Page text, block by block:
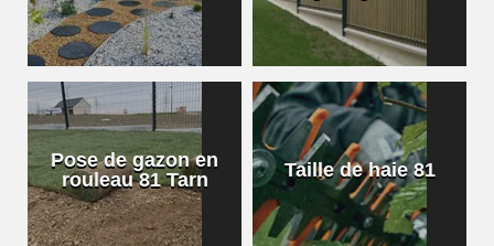
Pose de gazon en
rouleau 81 Tarn
Taille de haie 81